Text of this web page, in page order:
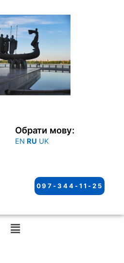
Обрати мову:
EN RU UK
097-344-11-25
Меню